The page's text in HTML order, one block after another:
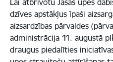
Lai atbrīvotu Jašas upes
dzīves apstākļus īpaši
aizsardzības pārvaldes
administrācija 11. augustā
draugus piedalīties